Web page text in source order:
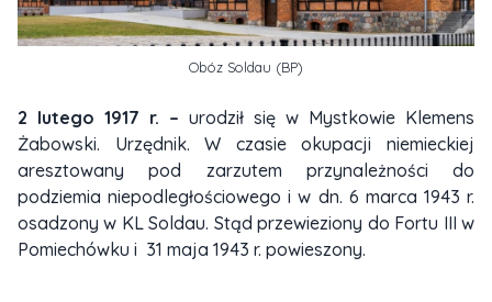
Obóz Soldau (BP)
2 lutego 1917 r. – urodził się w Mystkowie Klemens
Żabowski. Urzędnik. W czasie okupacji niemieckiej
aresztowany pod zarzutem przynależności do
podziemia niepodległościowego i w dn. 6 marca 1943 r.
osadzony w KL Soldau. Stąd przewieziony do Fortu III w
Pomiechówku i 31 maja 1943 r. powieszony.